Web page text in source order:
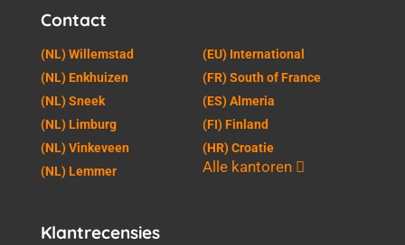
Contact
(NL) Willemstad
(NL) Enkhuizen
(NL) Sneek
(NL) Limburg
(NL) Vinkeveen
(NL) Lemmer
(EU) International
(FR) South of France
(ES) Almeria
(FI) Finland
(HR) Croatie
Alle kantoren
Klantrecensies